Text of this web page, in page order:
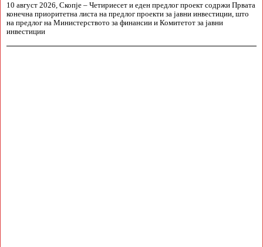
10 август 2026, Скопје – Четириесет и еден предлог проект содржи Првата
конечна приоритетна листа на предлог проекти за јавни инвестиции, што
на предлог на Министерството за финансии и Комитетот за јавни
инвестиции